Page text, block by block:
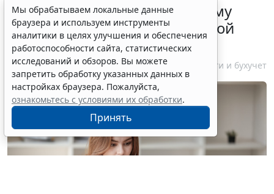
ФНС России рассказала малому
бизнесу о порядке упрощенной
ликвидации компании
7 августа 2026 18:16 Налоги и бухучет
Мы обрабатываем локальные данные
браузера и используем инструменты
аналитики в целях улучшения и обеспечения
работоспособности сайта, статистических
исследований и обзоров. Вы можете
запретить обработку указанных данных в
настройках браузера. Пожалуйста,
ознакомьтесь с условиями их обработки.
Принять